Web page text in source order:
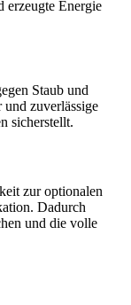
erzeugte Energie
Staub und
und zuverlässige
sicherstellt.
zur optionalen
Dadurch
und die volle